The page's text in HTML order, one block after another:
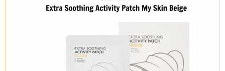
chịu. Sau khi sử dụng, làn da trở nên mềm mại và